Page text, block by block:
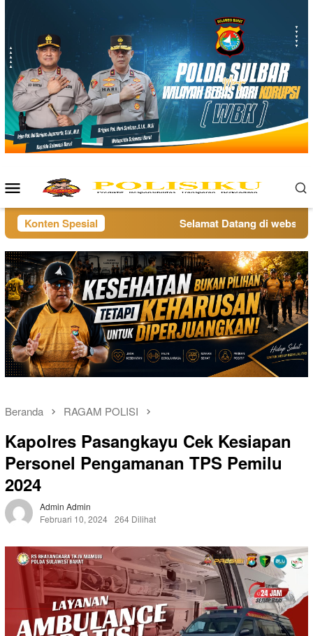
Menu
Mobile
Konten Spesial Selamat Datang di website
Beranda RAGAM POLISI
Kapolres Pasangkayu Cek Kesiapan
Personel Pengamanan TPS Pemilu
2024
Admin Admin
Februari 10, 2024 264 Dilihat